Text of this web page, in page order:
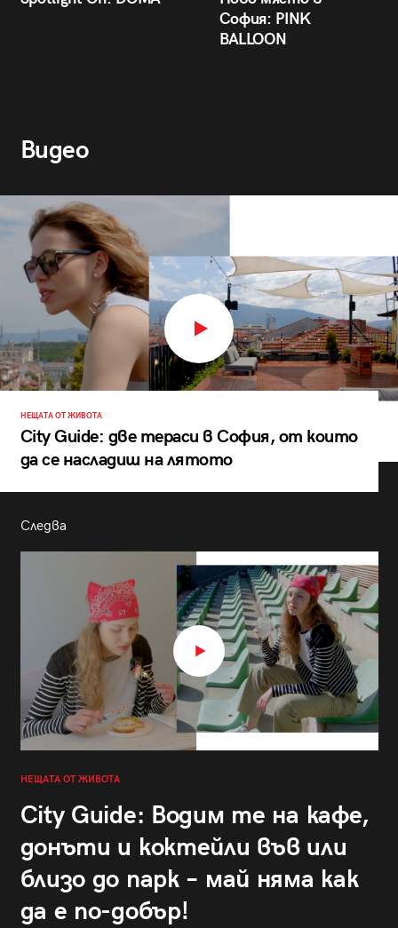
София: PINK
BALLOON
Видео
НЕЩАТА ОТ ЖИВОТА
City Guide: две тераси в София, от които
да се насладиш на лятото
Следва
НЕЩАТА ОТ ЖИВОТА
City Guide: Водим те на кафе,
донъти и коктейли във или
близо до парк – май няма как
да е по-добър!